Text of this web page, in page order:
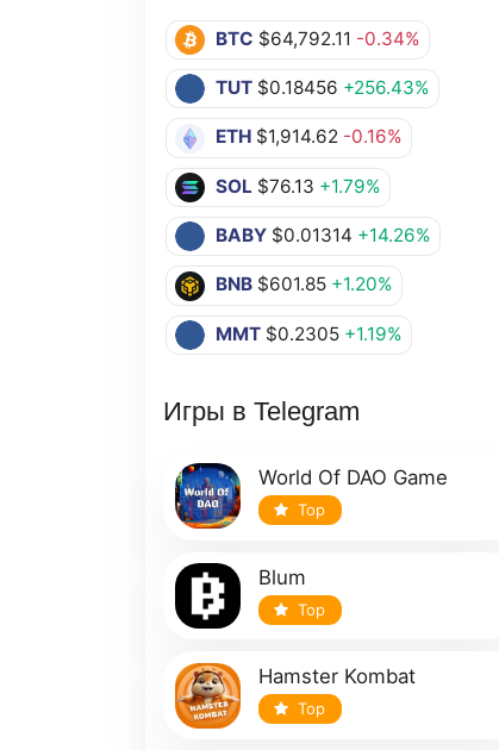
BTC $64,792.11 -0.34%
TUT $0.18456 +256.43%
ETH $1,914.62 -0.16%
SOL $76.13 +1.79%
BABY $0.01314 +14.26%
BNB $601.85 +1.20%
MMT $0.2305 +1.19%
Игры в Telegram
World Of DAO Game
Top
Blum
Top
Hamster Kombat
Top